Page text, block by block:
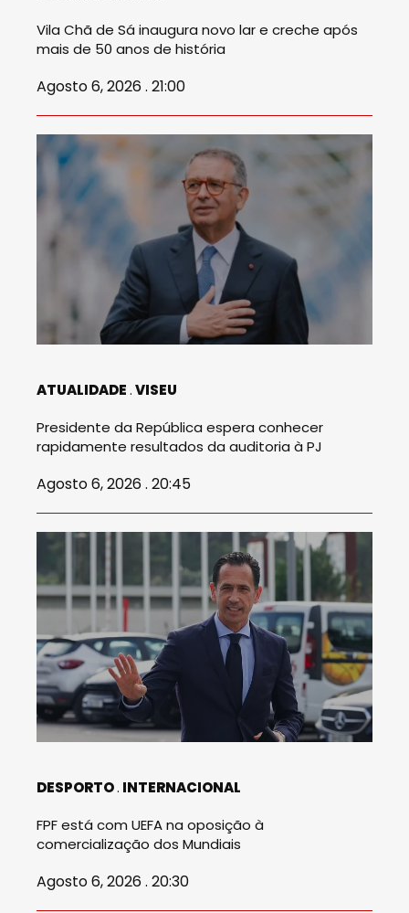
Vila Chã de Sá inaugura novo lar e creche após
mais de 50 anos de história
Agosto 6, 2026 . 21:00
ATUALIDADE VISEU
Presidente da República espera conhecer
rapidamente resultados da auditoria à PJ
Agosto 6, 2026 . 20:45
DESPORTO INTERNACIONAL
FPF está com UEFA na oposição à
comercialização dos Mundiais
Agosto 6, 2026 . 20:30